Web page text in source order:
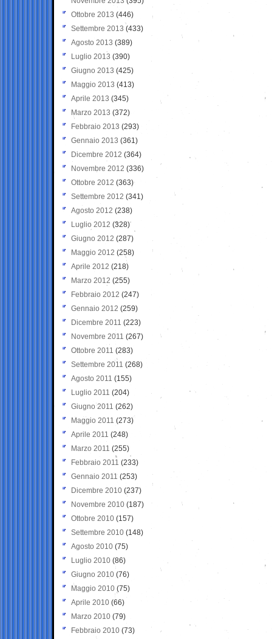
Ottobre 2013 (446)
Settembre 2013 (433)
Agosto 2013 (389)
Luglio 2013 (390)
Giugno 2013 (425)
Maggio 2013 (413)
Aprile 2013 (345)
Marzo 2013 (372)
Febbraio 2013 (293)
Gennaio 2013 (361)
Dicembre 2012 (364)
Novembre 2012 (336)
Ottobre 2012 (363)
Settembre 2012 (341)
Agosto 2012 (238)
Luglio 2012 (328)
Giugno 2012 (287)
Maggio 2012 (258)
Aprile 2012 (218)
Marzo 2012 (255)
Febbraio 2012 (247)
Gennaio 2012 (259)
Dicembre 2011 (223)
Novembre 2011 (267)
Ottobre 2011 (283)
Settembre 2011 (268)
Agosto 2011 (155)
Luglio 2011 (204)
Giugno 2011 (262)
Maggio 2011 (273)
Aprile 2011 (248)
Marzo 2011 (255)
Febbraio 2011 (233)
Gennaio 2011 (253)
Dicembre 2010 (237)
Novembre 2010 (187)
Ottobre 2010 (157)
Settembre 2010 (148)
Agosto 2010 (75)
Luglio 2010 (86)
Giugno 2010 (76)
Maggio 2010 (75)
Aprile 2010 (66)
Marzo 2010 (79)
Febbraio 2010 (73)